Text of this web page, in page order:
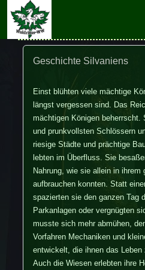
Geschichte Silvaniens
Einst blühten viele mächtige
längst vergessen sind. Das
mächtigen Königen beherrscht.
und prunkvollsten Schlössern
riesige Städte und prächtige
lebten im Überfluss. Sie
Nahrung, wie sie allein in ihrem
aufbrauchen konnten. Statt
spazierten sie den ganzen Tag
Parkanlagen oder vergnügten
musste sich mehr abmühen,
Vorfahren Mechaniken und
entwickelt, die ihnen das Leben
Auch die Wiesen erlebten ihre